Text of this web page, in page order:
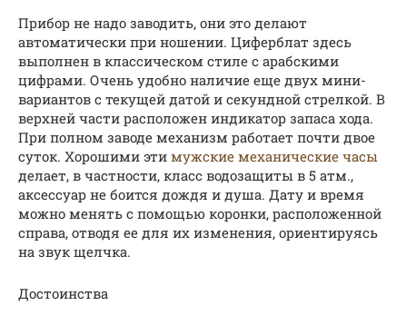
Прибор не надо заводить, они это делают
автоматически при ношении. Циферблат здесь
выполнен в классическом стиле с арабскими
цифрами. Очень удобно наличие еще двух мини-
вариантов с текущей датой и секундной стрелкой. В
верхней части расположен индикатор запаса хода.
При полном заводе механизм работает почти двое
суток. Хорошими эти мужские механические часы
делает, в частности, класс водозащиты в 5 атм.,
аксессуар не боится дождя и душа. Дату и время
можно менять с помощью коронки, расположенной
справа, отводя ее для их изменения, ориентируясь
на звук щелчка.
Достоинства